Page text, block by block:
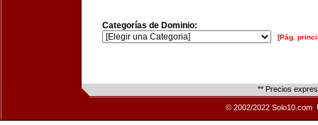
Categorías de Dominio:
[Pág.
** Precios
© 2002/2022 Solo10.com